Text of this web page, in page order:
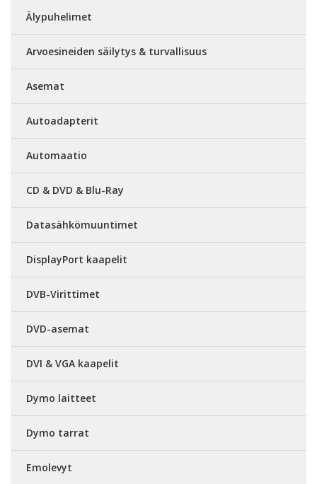
Älypuhelimet
Arvoesineiden säilytys & turvallisuus
Asemat
Autoadapterit
Automaatio
CD & DVD & Blu-Ray
Datasähkömuuntimet
DisplayPort kaapelit
DVB-Virittimet
DVD-asemat
DVI & VGA kaapelit
Dymo laitteet
Dymo tarrat
Emolevyt